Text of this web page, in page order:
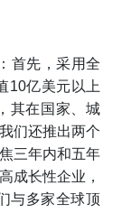
首先，采用全
10亿美元以上
其在国家、城
们还推出两个
三年内和五年
成长性企业，
与多家全球顶